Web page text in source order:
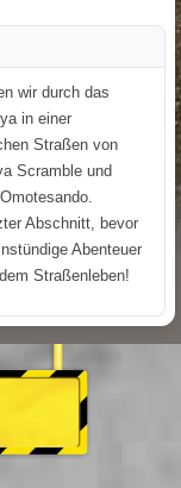
wir durch das
in einer
Straßen von
Scramble und
Abschnitt, bevor
Abenteuer
Straßenleben!